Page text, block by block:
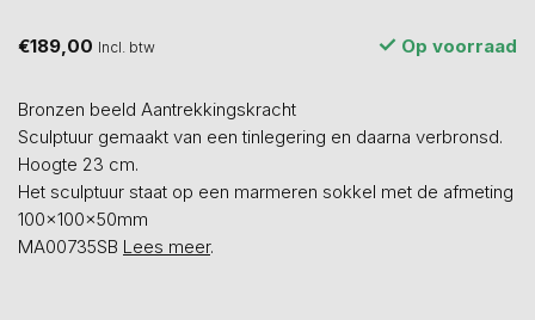
€189,00 Incl. btw Op voorraad
Bronzen beeld Aantrekkingskracht
Sculptuur gemaakt van een tinlegering en daarna verbronsd.
Hoogte 23 cm.
Het sculptuur staat op een marmeren sokkel met de afmeting
100x100x50mm
MA00735SB Lees meer.